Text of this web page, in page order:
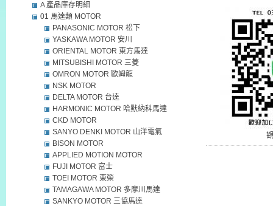
A 產品庫存明細
01 馬達類 MOTOR
PANASONIC MOTOR 松下
YASKAWA MOTOR 安川
ORIENTAL MOTOR 東方馬達
MITSUBISHI MOTOR 三菱
OMRON MOTOR 歐姆龍
NSK MOTOR
DELTA MOTOR 台達
HARMONIC MOTOR 哈默納科馬達
CKD MOTOR
SANYO DENKI MOTOR 山洋電氣
BISON MOTOR
APPLIED MOTION MOTOR
FUJI MOTOR 富士
TOEI MOTOR 東榮
TAMAGAWA MOTOR 多摩川馬達
SANKYO MOTOR 三協馬達